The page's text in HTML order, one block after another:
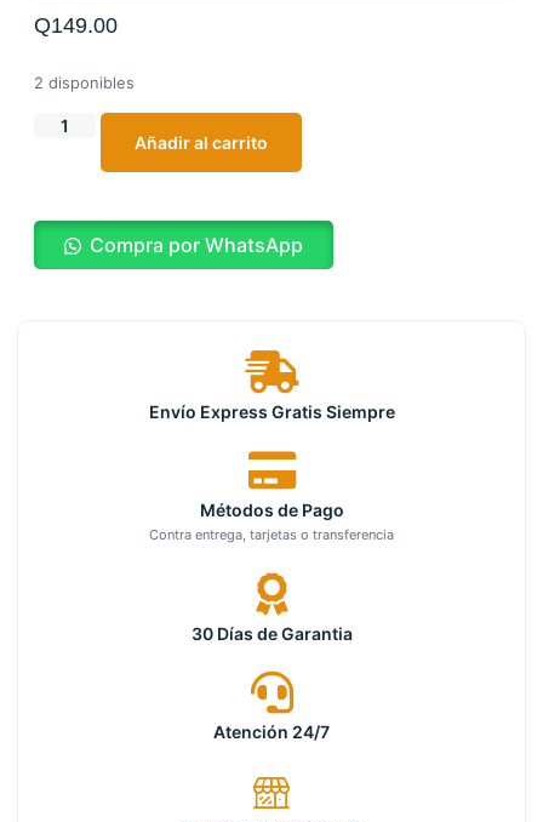
Q149.00
2 disponibles
Añadir al carrito
Compra por WhatsApp
Envío Express Gratis Siempre
Métodos de Pago
Contra entrega, tarjetas o transferencia
30 Días de Garantia
Atención 24/7